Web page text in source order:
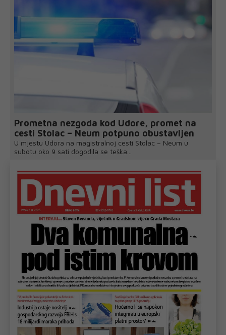
Prometna nezgoda kod Udore, promet na
cesti Stolac – Neum potpuno obustavljen
U mjestu Udora na magistralnoj cesti Stolac – Neum u
subotu oko 9 sati dogodila se teška...